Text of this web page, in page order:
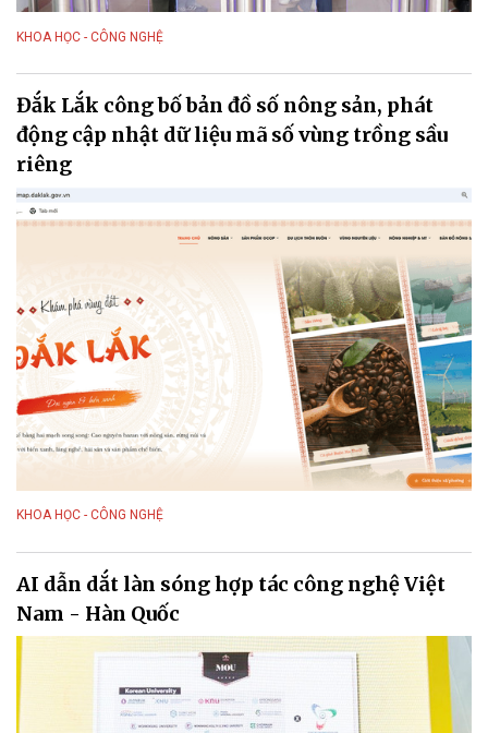
KHOA HỌC - CÔNG NGHỆ
Đắk Lắk công bố bản đồ số nông sản, phát
động cập nhật dữ liệu mã số vùng trồng sầu
riêng
KHOA HỌC - CÔNG NGHỆ
AI dẫn dắt làn sóng hợp tác công nghệ Việt
Nam - Hàn Quốc